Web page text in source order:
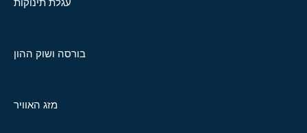
עגלת תינוקות
בורסה ושוק ההון
מזג האוויר